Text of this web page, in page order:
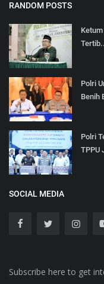
RANDOM POSTS
Polri
Benih
Polri
TPPU
SOCIAL MEDIA
Subscribe here to get